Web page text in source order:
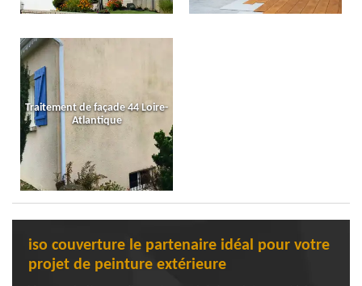
Traitement de façade 44 Loire-
Atlantique
iso couverture le partenaire idéal pour votre
projet de peinture extérieure